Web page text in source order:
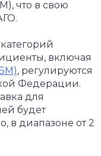
что в свою
включая
, регулируются
Федерации.
для
будет
в диапазоне от 2